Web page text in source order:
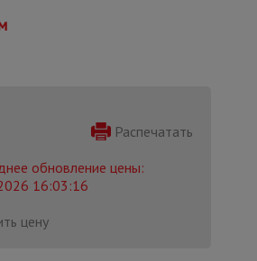
Распечатать
обновление цены:
16:03:16
цену